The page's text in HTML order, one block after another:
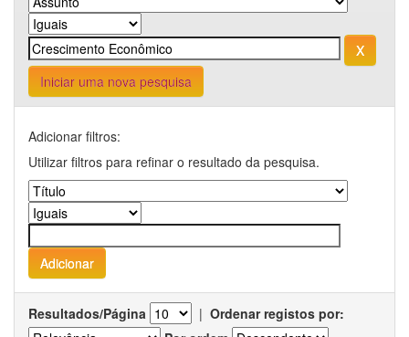
Iniciar uma nova pesquisa
Adicionar filtros:
Utilizar filtros para refinar o resultado da pesquisa.
Resultados/Página | Ordenar registos por: